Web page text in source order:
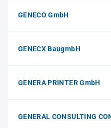
GENECO GmbH
GENECX BaugmbH
GENERA PRINTER GmbH
GENERAL CONSULTING